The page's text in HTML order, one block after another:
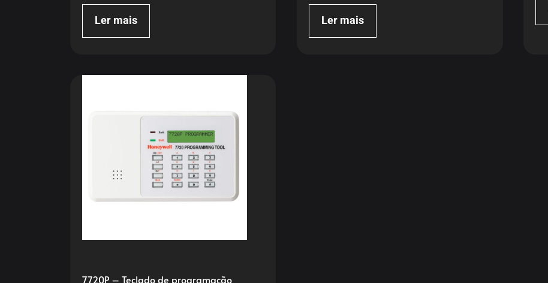
Ler mais Ler mais
7720P – Teclado de programação